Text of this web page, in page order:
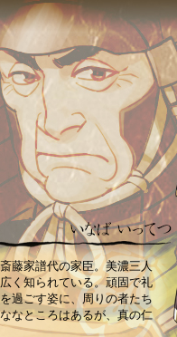
藤家譜代の家臣。美濃三人
く知られている。頑固で礼
過ごす姿に、周りの者たち
なところはあるが、真の仁